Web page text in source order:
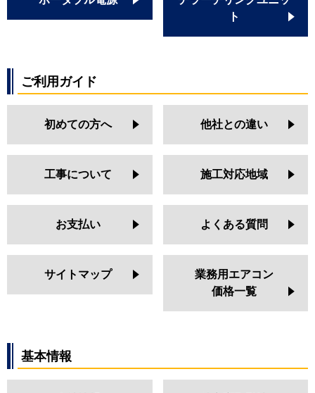
ト
ご利用ガイド
初めての方へ 他社との違い
工事について 施工対応地域
お支払い よくある質問
サイトマップ
業務用エアコン
価格一覧
基本情報